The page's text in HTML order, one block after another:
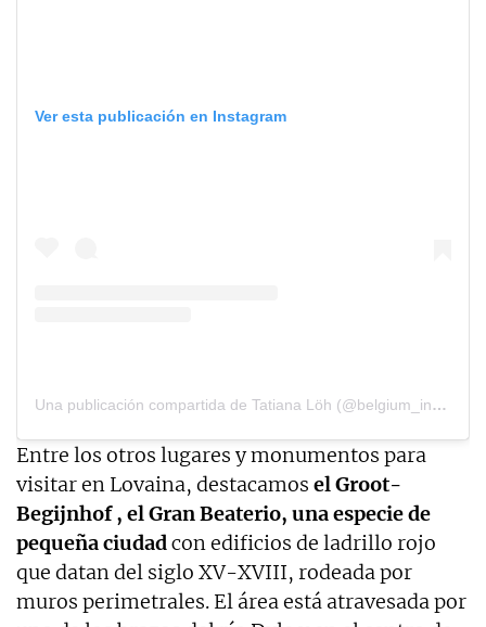
Ver esta publicación en Instagram
Una publicación compartida de Tatiana Löh (@belgium_in_pictures)
Entre los otros lugares y monumentos para
visitar en Lovaina, destacamos el Groot-
Begijnhof , el Gran Beaterio, una especie de
pequeña ciudadcon edificios de ladrillo rojo
que datan del siglo XV-XVIII, rodeada por
muros perimetrales. El área está atravesada por